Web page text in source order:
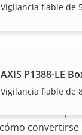
Vigilancia fiable de
AXIS P1388-LE
Vigilancia fiable de
un revendedor,
sistemas o